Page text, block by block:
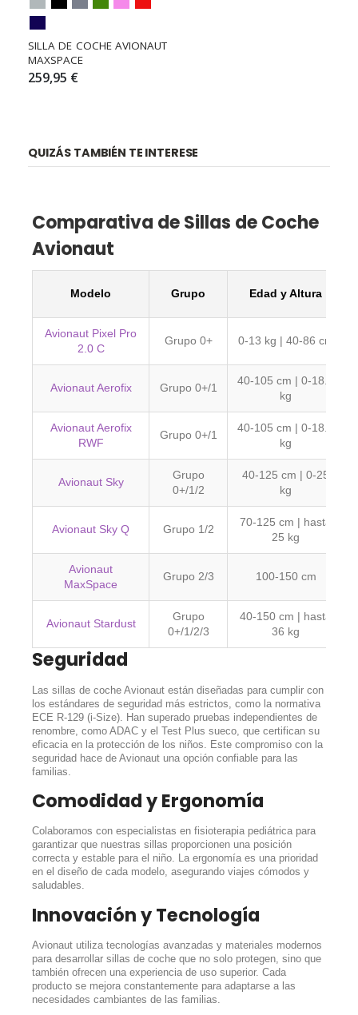
SILLA DE COCHE AVIONAUT
MAXSPACE
259,95 €
QUIZÁS TAMBIÉN TE INTERESE
Comparativa de Sillas de Coche
Avionaut
Modelo Grupo Edad y Altura
Avionaut Pixel Pro
2.0 C
Grupo 0+ 0-13 kg | 40-86 cm
Avionaut Aerofix Grupo 0+/1
40-105 cm | 0-18.5
kg
Avionaut Aerofix
RWF
Grupo 0+/1
40-105 cm | 0-18.5
kg
Avionaut Sky
Grupo
0+/1/2
40-125 cm | 0-25
kg
Avionaut Sky Q Grupo 1/2
70-125 cm | hasta
25 kg
Avionaut
MaxSpace
Grupo 2/3 100-150 cm
Avionaut Stardust
Grupo
0+/1/2/3
40-150 cm | hasta
36 kg
Seguridad
Las sillas de coche Avionaut están diseñadas para cumplir con
los estándares de seguridad más estrictos, como la normativa
ECE R-129 (i-Size). Han superado pruebas independientes de
renombre, como ADAC y el Test Plus sueco, que certifican su
eficacia en la protección de los niños. Este compromiso con la
seguridad hace de Avionaut una opción confiable para las
familias.
Comodidad y Ergonomía
Colaboramos con especialistas en fisioterapia pediátrica para
garantizar que nuestras sillas proporcionen una posición
correcta y estable para el niño. La ergonomía es una prioridad
en el diseño de cada modelo, asegurando viajes cómodos y
saludables.
Innovación y Tecnología
Avionaut utiliza tecnologías avanzadas y materiales modernos
para desarrollar sillas de coche que no solo protegen, sino que
también ofrecen una experiencia de uso superior. Cada
producto se mejora constantemente para adaptarse a las
necesidades cambiantes de las familias.